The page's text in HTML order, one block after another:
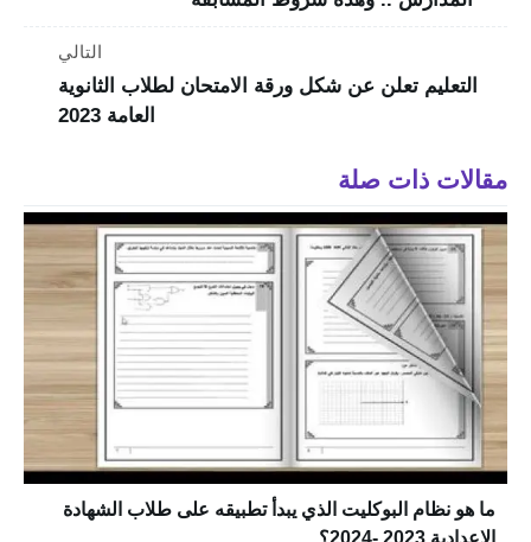
التالي
التعليم تعلن عن شكل ورقة الامتحان لطلاب الثانوية
العامة 2023
مقالات ذات صلة
ما هو نظام البوكليت الذي يبدأ تطبيقه على طلاب الشهادة